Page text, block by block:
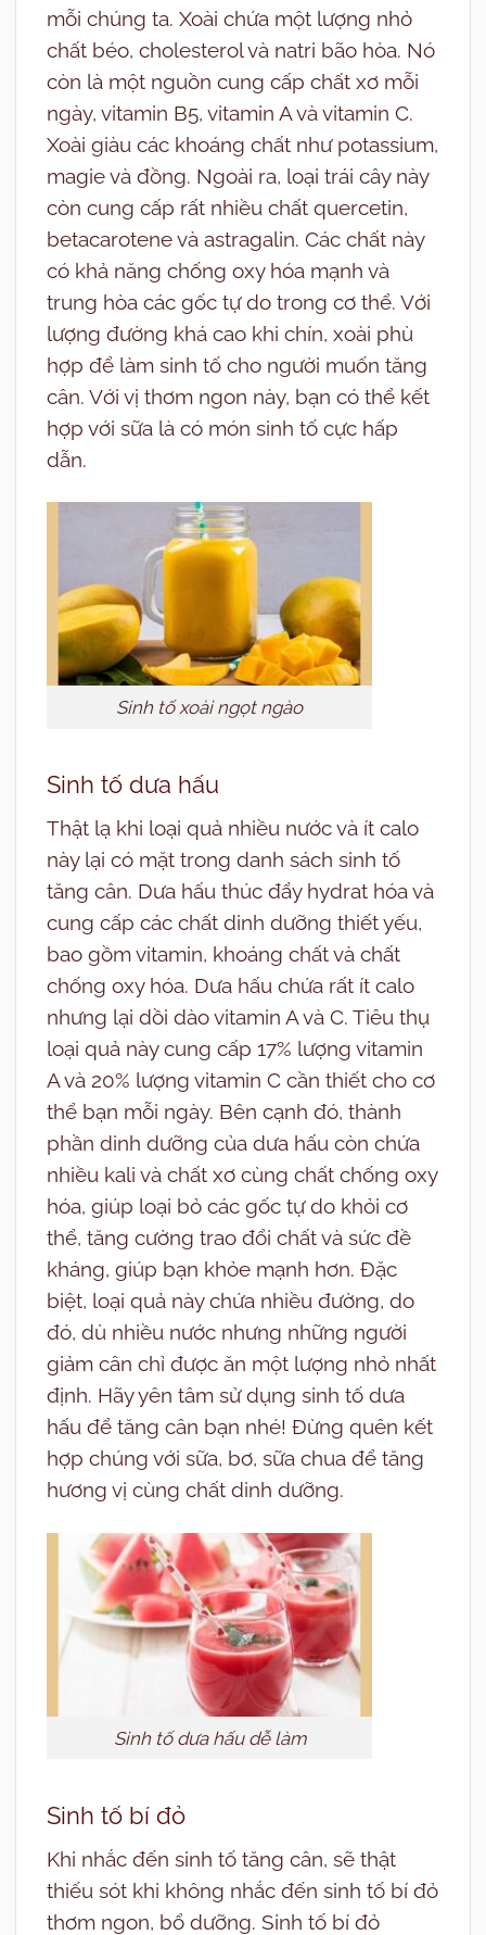
mỗi chúng ta. Xoài chứa một lượng nhỏ
chất béo, cholesterol và natri bão hòa. Nó
còn là một nguồn cung cấp chất xơ mỗi
ngày, vitamin B5, vitamin A và vitamin C.
Xoài giàu các khoáng chất như potassium,
magie và đồng. Ngoài ra, loại trái cây này
còn cung cấp rất nhiều chất quercetin,
betacarotene và astragalin. Các chất này
có khả năng chống oxy hóa mạnh và
trung hòa các gốc tự do trong cơ thể. Với
lượng đường khá cao khi chín, xoài phù
hợp để làm sinh tố cho người muốn tăng
cân. Với vị thơm ngon này, bạn có thể kết
hợp với sữa là có món sinh tố cực hấp
dẫn.
Sinh tố xoài ngọt ngào
Sinh tố dưa hấu
Thật lạ khi loại quả nhiều nước và ít calo
này lại có mặt trong danh sách sinh tố
tăng cân. Dưa hấu thúc đẩy hydrat hóa và
cung cấp các chất dinh dưỡng thiết yếu,
bao gồm vitamin, khoáng chất và chất
chống oxy hóa. Dưa hấu chứa rất ít calo
nhưng lại dồi dào vitamin A và C. Tiêu thụ
loại quả này cung cấp 17% lượng vitamin
A và 20% lượng vitamin C cần thiết cho cơ
thể bạn mỗi ngày. Bên cạnh đó, thành
phần dinh dưỡng của dưa hấu còn chứa
nhiều kali và chất xơ cùng chất chống oxy
hóa, giúp loại bỏ các gốc tự do khỏi cơ
thể, tăng cường trao đổi chất và sức đề
kháng, giúp bạn khỏe mạnh hơn. Đặc
biệt, loại quả này chứa nhiều đường, do
đó, dù nhiều nước nhưng những người
giảm cân chỉ được ăn một lượng nhỏ nhất
định. Hãy yên tâm sử dụng sinh tố dưa
hấu để tăng cân bạn nhé! Đừng quên kết
hợp chúng với sữa, bơ, sữa chua để tăng
hương vị cùng chất dinh dưỡng.
Sinh tố dưa hấu dễ làm
Sinh tố bí đỏ
Khi nhắc đến sinh tố tăng cân, sẽ thật
thiếu sót khi không nhắc đến sinh tố bí đỏ
thơm ngon, bổ dưỡng. Sinh tố bí đỏ